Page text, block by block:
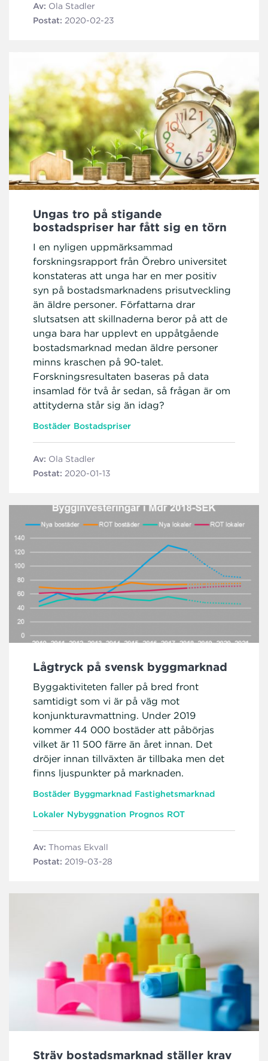
Av: Ola Stadler
Postat: 2020-02-23
Ungas tro på stigande
bostadspriser har fått sig en törn
I en nyligen uppmärksammad
forskningsrapport från Örebro universitet
konstateras att unga har en mer positiv
syn på bostadsmarknadens prisutveckling
än äldre personer. Författarna drar
slutsatsen att skillnaderna beror på att de
unga bara har upplevt en uppåtgående
bostadsmarknad medan äldre personer
minns kraschen på 90-talet.
Forskningsresultaten baseras på data
insamlad för två år sedan, så frågan är om
attityderna står sig än idag?
Bostäder Bostadspriser
Av: Ola Stadler
Postat: 2020-01-13
Lågtryck på svensk byggmarknad
Byggaktiviteten faller på bred front
samtidigt som vi är på väg mot
konjunkturavmattning. Under 2019
kommer 44 000 bostäder att påbörjas
vilket är 11 500 färre än året innan. Det
dröjer innan tillväxten är tillbaka men det
finns ljuspunkter på marknaden.
Bostäder Byggmarknad Fastighetsmarknad
Lokaler Nybyggnation Prognos ROT
Av: Thomas Ekvall
Postat: 2019-03-28
Sträv bostadsmarknad ställer krav